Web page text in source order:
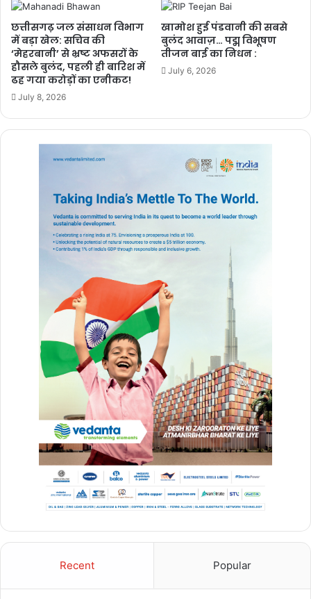
chhattisgarh बुलंद छत्तीसगढ़
छत्तीसगढ़ जल संसाधन विभाग
में बड़ा खेल: सचिव की
‘मेहरबानी’ से भ्रष्ट अफसरों के
हौसले बुलंद, पहली ही बारिश में
ढह गया करोड़ों का एनीकट!
July 8, 2026
खामोश हुई पंडवानी की सबसे
बुलंद आवाज़… पद्म विभूषण
तीजन बाई का निधन :
July 6, 2026
Recent Popular